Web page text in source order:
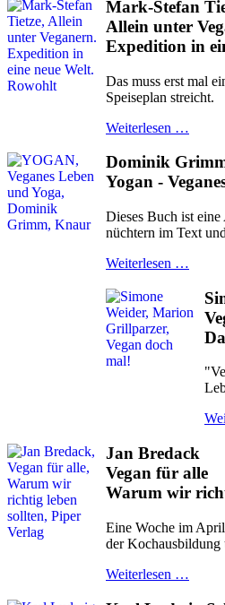
Mark-Stefan
Allein unter
Expedition in
Das muss erst mal
Speiseplan streicht.
Weiterlesen …
Dominik
Yogan -
Dieses Buch ist
nüchtern im Text
Weiterlesen …
Jan Bredack
Vegan für alle
Warum wir
Eine Woche im
der Kochausbildung
Weiterlesen …